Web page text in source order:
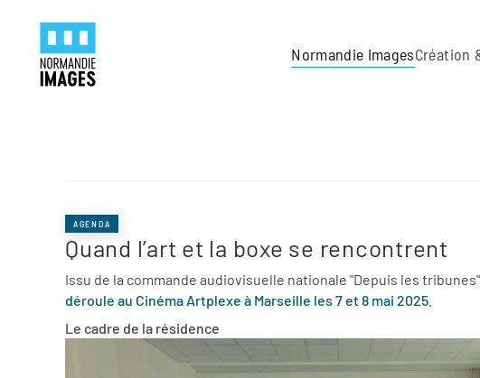
Skip to main content
Normandie ImagesCréation
AGENDA
Quand l’art et la boxe se rencontrent
Issu de la commande audiovisuelle nationale "Depuis les
déroule au Cinéma Artplexe à Marseille les 7 et 8 mai 2025
Le cadre de la résidence